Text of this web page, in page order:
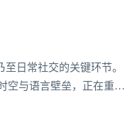
日常社交的关键环节。
空与语言壁垒，正在重塑